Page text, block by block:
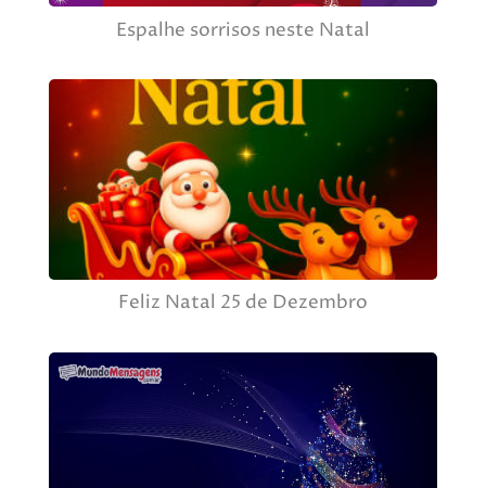
Espalhe sorrisos neste Natal
Feliz Natal 25 de Dezembro